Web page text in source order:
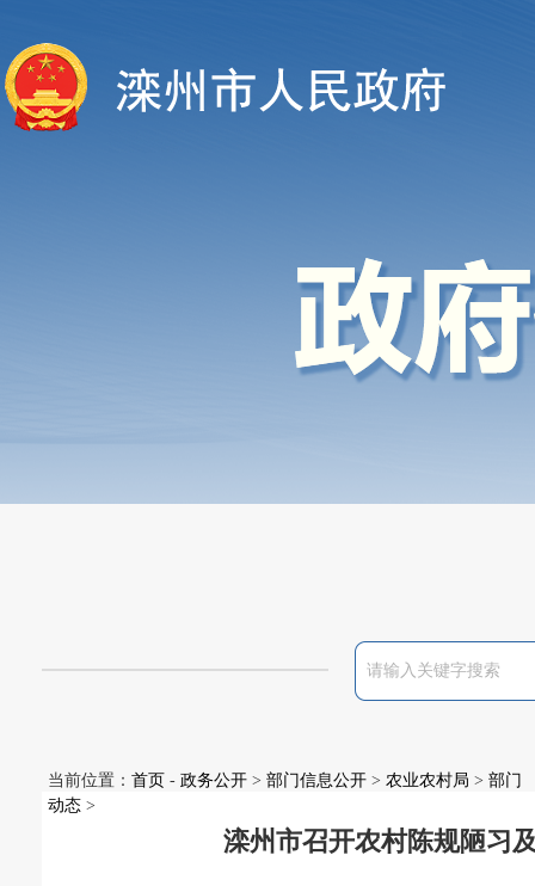
当前位置： 首页 - 政务公开 > 部门信息公开 > 农业农村局 > 部门
动态 >
滦州市召开农村陈规陋习